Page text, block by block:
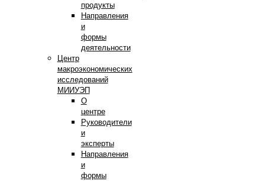
продукты
Направления
и
формы
деятельности
Центр
макроэкономических
исследований
МИИУЭП
О
центре
Руководители
и
эксперты
Направления
и
формы